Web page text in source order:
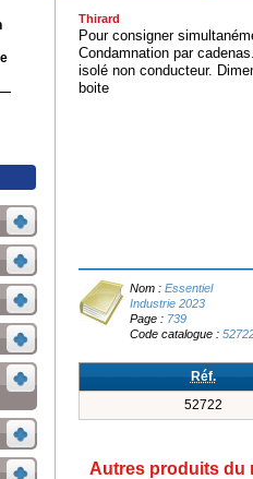
Thirard
Pour consigner
Condamnation par
isolé non conducteur.
boite
Nom :Essentiel
Industrie 2023
Page :739
Code catalogue :
Réf.
52722
Autres produits du